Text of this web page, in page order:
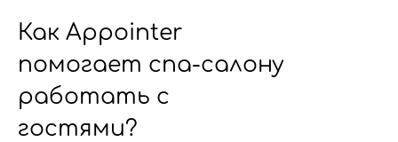
Как Appointer
помогает спа-салону
работать с
гостями?